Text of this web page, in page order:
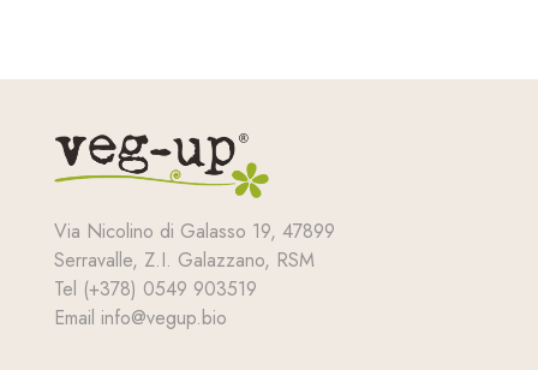
Via Nicolino di Galasso 19, 47899
Serravalle, Z.I. Galazzano, RSM
Tel (+378) 0549 903519
Email info@vegup.bio